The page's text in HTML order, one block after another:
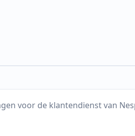
voor de klantendienst van